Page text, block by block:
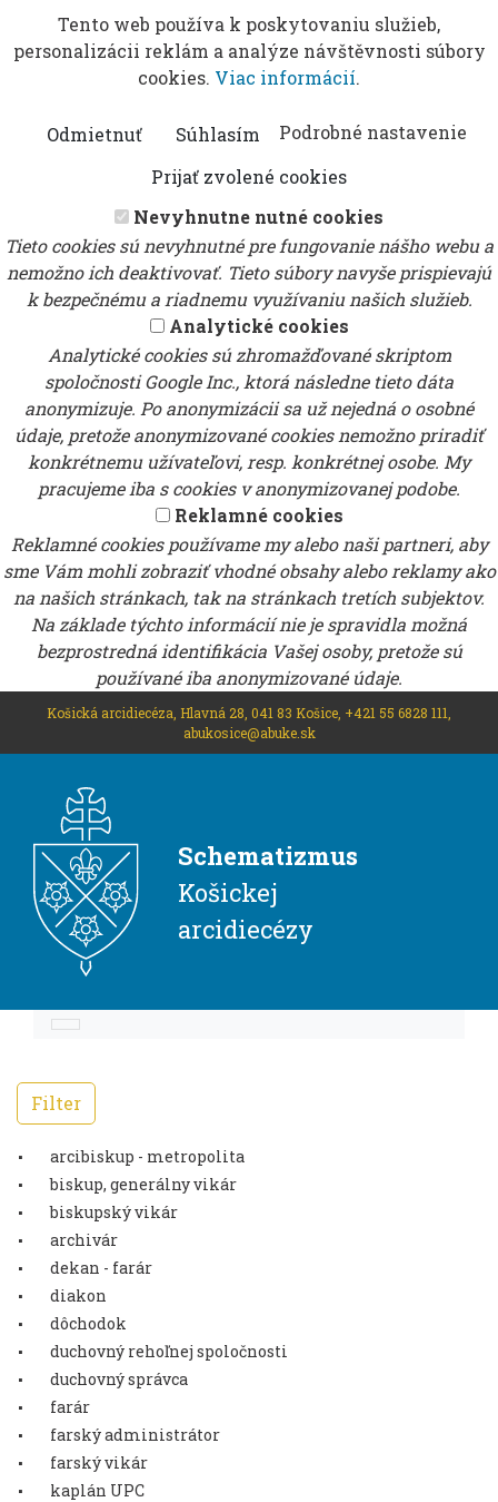
Tento web používa k poskytovaniu služieb,
personalizácii reklám a analýze návštěvnosti súbory
cookies. Viac informácií.
Odmietnuť Súhlasím
Podrobné nastavenie
Prijať zvolené cookies
Nevyhnutne nutné cookies
Tieto cookies sú nevyhnutné pre fungovanie nášho webu a
nemožno ich deaktivovať. Tieto súbory navyše prispievajú
k bezpečnému a riadnemu využívaniu našich služieb.
Analytické cookies
Analytické cookies sú zhromažďované skriptom
spoločnosti Google Inc., ktorá následne tieto dáta
anonymizuje. Po anonymizácii sa už nejedná o osobné
údaje, pretože anonymizované cookies nemožno priradiť
konkrétnemu užívateľovi, resp. konkrétnej osobe. My
pracujeme iba s cookies v anonymizovanej podobe.
Reklamné cookies
Reklamné cookies používame my alebo naši partneri, aby
sme Vám mohli zobraziť vhodné obsahy alebo reklamy ako
na našich stránkach, tak na stránkach tretích subjektov.
Na základe týchto informácií nie je spravidla možná
bezprostredná identifikácia Vašej osoby, pretože sú
používané iba anonymizované údaje.
Košická arcidiecéza, Hlavná 28, 041 83 Košice, +421 55 6828 111,
abukosice@abuke.sk
Schematizmus
Košickej
arcidiecézy
Filter
arcibiskup - metropolita
biskup, generálny vikár
biskupský vikár
archivár
dekan - farár
diakon
dôchodok
duchovný rehoľnej spoločnosti
duchovný správca
farár
farský administrátor
farský vikár
kaplán UPC